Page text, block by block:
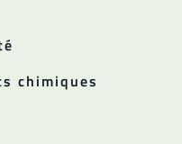
chimiques